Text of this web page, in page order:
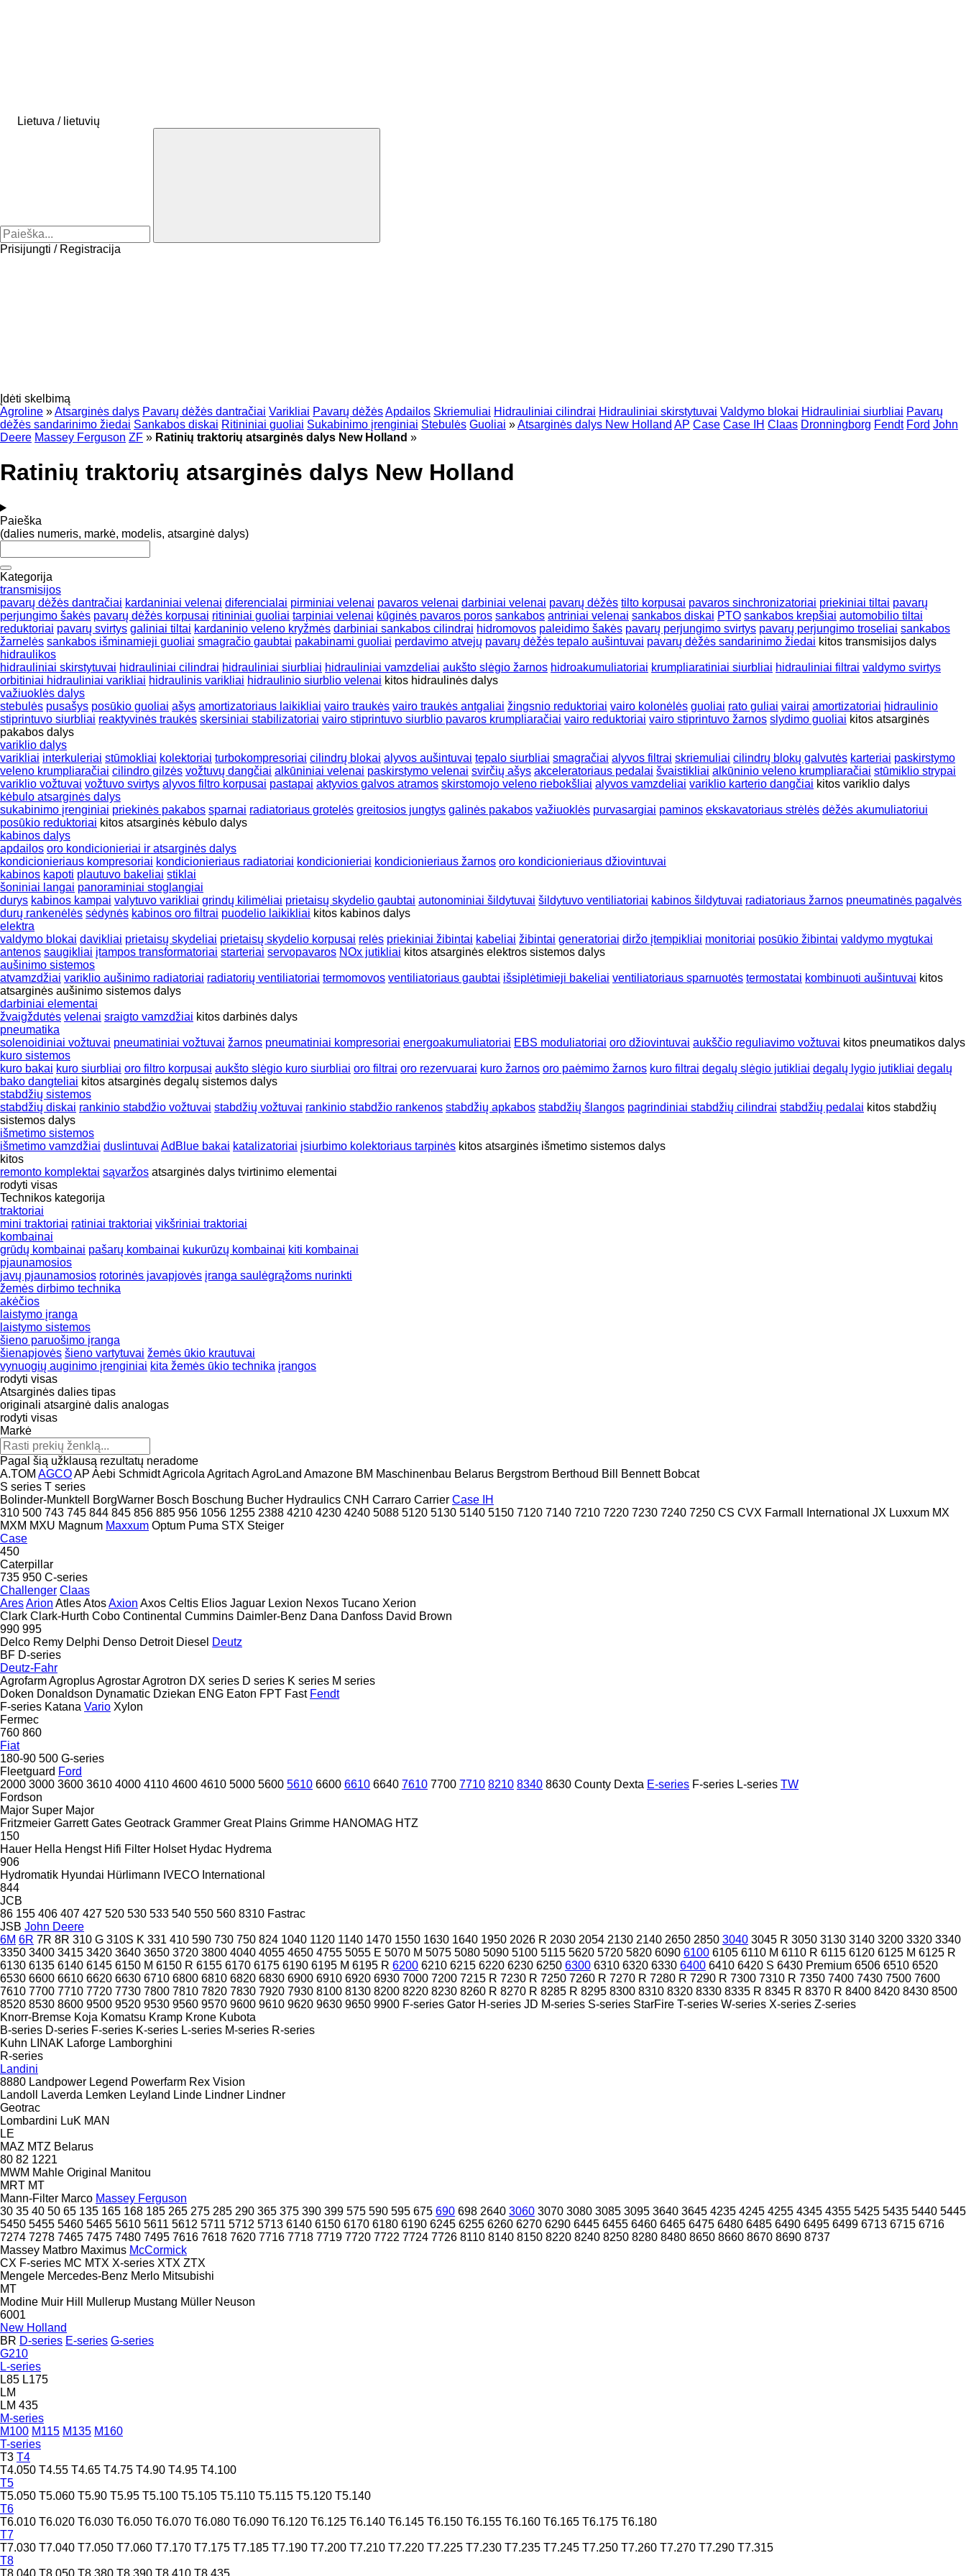
Lietuva / lietuvių
Prisijungti / Registracija
Įdėti skelbimą
Agroline »Atsarginės dalys Pavarų dėžės dantračiai Varikliai Pavarų dėžėsApdailos Skriemuliai Hidrauliniai cilindrai Hidrauliniai skirstytuvai Valdymo blokai Hidrauliniai siurbliai Pavarų
dėžės sandarinimo žiedai Sankabos diskai Ritininiai guoliai Sukabinimo įrenginiai Stebulės Guoliai »Atsarginės dalys New Holland AP Case Case IH Claas Dronningborg Fendt Ford John
Deere Massey Ferguson ZF » Ratinių traktorių atsarginės dalys New Holland »
Ratinių traktorių atsarginės dalys New Holland
Paieška
(dalies numeris, markė, modelis, atsarginė dalys)
Kategorija
transmisijos
pavarų dėžės dantračiai kardaniniai velenai diferencialai pirminiai velenai pavaros velenai darbiniai velenai pavarų dėžės tilto korpusai pavaros sinchronizatoriai priekiniai tiltai pavarų
perjungimo šakės pavarų dėžės korpusai ritininiai guoliai tarpiniai velenai kūginės pavaros poros sankabos antriniai velenai sankabos diskai PTO sankabos krepšiai automobilio tiltai
reduktoriai pavarų svirtys galiniai tiltai kardaninio veleno kryžmės darbiniai sankabos cilindrai hidromovos paleidimo šakės pavarų perjungimo svirtys pavarų perjungimo troseliai sankabos
žarnelės sankabos išminamieji guoliai smagračio gaubtai pakabinami guoliai perdavimo atvejų pavarų dėžės tepalo aušintuvai pavarų dėžės sandarinimo žiedai kitos transmisijos dalys
hidraulikos
hidrauliniai skirstytuvai hidrauliniai cilindrai hidrauliniai siurbliai hidrauliniai vamzdeliai aukšto slėgio žarnos hidroakumuliatoriai krumpliaratiniai siurbliai hidrauliniai filtrai valdymo svirtys
orbitiniai hidrauliniai varikliai hidraulinis varikliai hidraulinio siurblio velenai kitos hidraulinės dalys
važiuoklės dalys
stebulės pusašys posūkio guoliai ašys amortizatoriaus laikikliai vairo traukės vairo traukės antgaliai žingsnio reduktoriai vairo kolonėlės guoliai rato guliai vairai amortizatoriai hidraulinio
stiprintuvo siurbliai reaktyvinės traukės skersiniai stabilizatoriai vairo stiprintuvo siurblio pavaros krumpliaračiai vairo reduktoriai vairo stiprintuvo žarnos slydimo guoliai kitos atsarginės
pakabos dalys
variklio dalys
varikliai interkuleriai stūmokliai kolektoriai turbokompresoriai cilindrų blokai alyvos aušintuvai tepalo siurbliai smagračiai alyvos filtrai skriemuliai cilindrų blokų galvutės karteriai paskirstymo
veleno krumpliaračiai cilindro gilzės vožtuvų dangčiai alkūniniai velenai paskirstymo velenai svirčių ašys akceleratoriaus pedalai švaistikliai alkūninio veleno krumpliaračiai stūmiklio strypai
variklio vožtuvai vožtuvo svirtys alyvos filtro korpusai pastapai aktyvios galvos atramos skirstomojo veleno riebokšliai alyvos vamzdeliai variklio karterio dangčiai kitos variklio dalys
kėbulo atsarginės dalys
sukabinimo įrenginiai priekinės pakabos sparnai radiatoriaus grotelės greitosios jungtys galinės pakabos važiuoklės purvasargiai paminos ekskavatoriaus strėlės dėžės akumuliatoriui
posūkio reduktoriai kitos atsarginės kėbulo dalys
kabinos dalys
apdailos oro kondicionieriai ir atsarginės dalys
kondicionieriaus kompresoriai kondicionieriaus radiatoriai kondicionieriai kondicionieriaus žarnos oro kondicionieriaus džiovintuvai
kabinos kapoti plautuvo bakeliai stiklai
šoniniai langai panoraminiai stoglangiai
durys kabinos kampai valytuvo varikliai grindų kilimėliai prietaisų skydelio gaubtai autonominiai šildytuvai šildytuvo ventiliatoriai kabinos šildytuvai radiatoriaus žarnos pneumatinės pagalvės
durų rankenėlės sėdynės kabinos oro filtrai puodelio laikikliai kitos kabinos dalys
elektra
valdymo blokai davikliai prietaisų skydeliai prietaisų skydelio korpusai relės priekiniai žibintai kabeliai žibintai generatoriai diržo įtempikliai monitoriai posūkio žibintai valdymo mygtukai
antenos saugikliai įtampos transformatoriai starteriai servopavaros NOx jutikliai kitos atsarginės elektros sistemos dalys
aušinimo sistemos
atvamzdžiai variklio aušinimo radiatoriai radiatorių ventiliatoriai termomovos ventiliatoriaus gaubtai išsiplėtimieji bakeliai ventiliatoriaus sparnuotės termostatai kombinuoti aušintuvai kitos
atsarginės aušinimo sistemos dalys
darbiniai elementai
žvaigždutės velenai sraigto vamzdžiai kitos darbinės dalys
pneumatika
solenoidiniai vožtuvai pneumatiniai vožtuvai žarnos pneumatiniai kompresoriai energoakumuliatoriai EBS moduliatoriai oro džiovintuvai aukščio reguliavimo vožtuvai kitos pneumatikos dalys
kuro sistemos
kuro bakai kuro siurbliai oro filtro korpusai aukšto slėgio kuro siurbliai oro filtrai oro rezervuarai kuro žarnos oro paėmimo žarnos kuro filtrai degalų slėgio jutikliai degalų lygio jutikliai degalų
bako dangteliai kitos atsarginės degalų sistemos dalys
stabdžių sistemos
stabdžių diskai rankinio stabdžio vožtuvai stabdžių vožtuvai rankinio stabdžio rankenos stabdžių apkabos stabdžių šlangos pagrindiniai stabdžių cilindrai stabdžių pedalai kitos stabdžių
sistemos dalys
išmetimo sistemos
išmetimo vamzdžiai duslintuvai AdBlue bakai katalizatoriai įsiurbimo kolektoriaus tarpinės kitos atsarginės išmetimo sistemos dalys
kitos
remonto komplektai sąvaržos atsarginės dalys tvirtinimo elementai
rodyti visas
Technikos kategorija
traktoriai
mini traktoriai ratiniai traktoriai vikšriniai traktoriai
kombainai
grūdų kombainai pašarų kombainai kukurūzų kombainai kiti kombainai
pjaunamosios
javų pjaunamosios rotorinės javapjovės įranga saulėgrąžoms nurinkti
žemės dirbimo technika
akėčios
laistymo įranga
laistymo sistemos
šieno paruošimo įranga
šienapjovės šieno vartytuvai žemės ūkio krautuvai
vynuogių auginimo įrenginiai kita žemės ūkio technika įrangos
rodyti visas
Atsarginės dalies tipas
originali atsarginė dalis analogas
rodyti visas
Markė
Pagal šią užklausą rezultatų neradome
A.TOM AGCOAP Aebi SchmidtAgricola Agritach AgroLand Amazone BM Maschinenbau Belarus Bergstrom Berthoud Bill Bennett Bobcat
S series T series
Bolinder-Munktell
BorgWarner Bosch Boschung Bucher Hydraulics CNH Carraro Carrier Case IH
310 500 743 745 844 845 856 885 956 1056 1255 2388 4210 4230 4240 5088 5120 5130 5140 5150 7120 7140 7210 7220 7230 7240 7250 CS CVX Farmall International JX Luxxum MX
MXM MXU Magnum Maxxum Optum Puma STX Steiger
Case
450
Caterpillar
735 950 C-series
Challenger Claas
AresArion AtlesAtosAxion Axos Celtis Elios Jaguar Lexion Nexos Tucano Xerion
Clark Clark-Hurth Cobo Continental Cummins Daimler-Benz Dana Danfoss David Brown
990 995
Delco Remy Delphi Denso Detroit Diesel Deutz
BF D-series
Deutz-Fahr
AgrofarmAgroplusAgrostarAgrotron DX series D series K series M series
Doken Donaldson Dynamatic Dziekan ENG Eaton FPT Fast Fendt
F-series Katana Vario Xylon
Fermec
760 860
Fiat
180-90 500 G-series
Fleetguard Ford
2000 3000 3600 3610 4000 4110 4600 4610 5000 5600 5610 6600 6610 6640 7610 7700 7710 8210 8340 8630 County Dexta E-series F-series L-series TW
Fordson
Major Super Major
Fritzmeier Garrett Gates Geotrack Grammer Great Plains Grimme HANOMAG HTZ
150
Hauer Hella Hengst Hifi Filter Holset Hydac Hydrema
906
Hydromatik Hyundai Hürlimann IVECO International
844
JCB
86 155 406 407 427 520 530 533 540 550 560 8310 Fastrac
JSB John Deere
6M 6R 7R 8R 310 G 310S K 331 410 590 730 750 824 1040 1120 1140 1470 1550 1630 1640 1950 2026 R 2030 2054 2130 2140 2650 2850 3040 3045 R 3050 3130 3140 3200 3320 3340
3350 3400 3415 3420 3640 3650 3720 3800 4040 4055 4650 4755 5055 E 5070 M 5075 5080 5090 5100 5115 5620 5720 5820 6090 6100 6105 6110 M 6110 R 6115 6120 6125 M 6125 R
6130 6135 6140 6145 6150 M 6150 R 6155 6170 6175 6190 6195 M 6195 R 6200 6210 6215 6220 6230 6250 6300 6310 6320 6330 6400 6410 6420 S 6430 Premium 6506 6510 6520
6530 6600 6610 6620 6630 6710 6800 6810 6820 6830 6900 6910 6920 6930 7000 7200 7215 R 7230 R 7250 7260 R 7270 R 7280 R 7290 R 7300 7310 R 7350 7400 7430 7500 7600
7610 7700 7710 7720 7730 7800 7810 7820 7830 7920 7930 8100 8130 8200 8220 8230 8260 R 8270 R 8285 R 8295 8300 8310 8320 8330 8335 R 8345 R 8370 R 8400 8420 8430 8500
8520 8530 8600 9500 9520 9530 9560 9570 9600 9610 9620 9630 9650 9900 F-series Gator H-series JD M-series S-series StarFire T-series W-series X-series Z-series
Knorr-Bremse Koja Komatsu Kramp Krone Kubota
B-series D-series F-series K-series L-series M-series R-series
Kuhn LINAK Laforge Lamborghini
R-series
Landini
8880 Landpower Legend Powerfarm Rex Vision
Landoll
Laverda Lemken Leyland Linde Lindner Lindner
Geotrac
Lombardini LuK MAN
LE
MAZ MTZ Belarus
80 82 1221
MWM Mahle Original
Manitou
MRT MT
Mann-Filter Marco Massey Ferguson
30 35 40 50 65 135 165 168 185 265 275 285 290 365 375 390 399 575 590 595 675 690 698 2640 3060 3070 3080 3085 3095 3640 3645 4235 4245 4255 4345 4355 5425 5435 5440 5445
5450 5455 5460 5465 5610 5611 5612 5711 5712 5713 6140 6150 6170 6180 6190 6245 6255 6260 6270 6290 6445 6455 6460 6465 6475 6480 6485 6490 6495 6499 6713 6715 6716
7274 7278 7465 7475 7480 7495 7616 7618 7620 7716 7718 7719 7720 7722 7724 7726 8110 8140 8150 8220 8240 8250 8280 8480 8650 8660 8670 8690 8737
Massey Matbro Maximus McCormick
CX F-series MC MTX X-series XTX ZTX
Mengele Mercedes-Benz Merlo Mitsubishi
MT
Modine Muir Hill Mullerup Mustang Müller Neuson
6001
New Holland
BR D-series E-series G-series
G210
L-series
L85 L175
LM
LM 435
M-series
M100 M115 M135 M160
T-series
T3 T4
T4.050 T4.55 T4.65 T4.75 T4.90 T4.95 T4.100
T5
T5.050 T5.060 T5.90 T5.95 T5.100 T5.105 T5.110 T5.115 T5.120 T5.140
T6
T6.010 T6.020 T6.030 T6.050 T6.070 T6.080 T6.090 T6.120 T6.125 T6.140 T6.145 T6.150 T6.155 T6.160 T6.165 T6.175 T6.180
T7
T7.030 T7.040 T7.050 T7.060 T7.170 T7.175 T7.185 T7.190 T7.200 T7.210 T7.220 T7.225 T7.230 T7.235 T7.245 T7.250 T7.260 T7.270 T7.290 T7.315
T8
T8.040 T8.050 T8.380 T8.390 T8.410 T8.435